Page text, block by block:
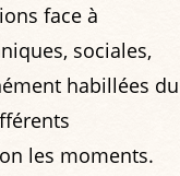
face à
sociales,
habillées du
les moments.